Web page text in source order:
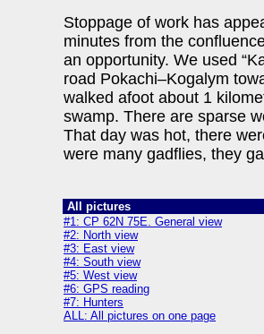
Stoppage of work has
minutes from the
an opportunity. We used
road Pokachi–Kogalym
walked afoot about 1
swamp. There are sparse
That day was hot, there
were many gadflies, they
All pictures
#1: CP 62N 75E. General view
#2: North view
#3: East view
#4: South view
#5: West view
#6: GPS reading
#7: Hunters
ALL: All pictures on one page